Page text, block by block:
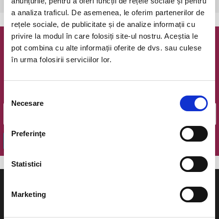
a analiza traficul. De asemenea, le oferim partenerilor de
rețele sociale, de publicitate și de analize informații cu
privire la modul în care folosiți site-ul nostru. Aceștia le
pot combina cu alte informații oferite de dvs. sau culese
în urma folosirii serviciilor lor.
consimțământului
Necesare
Preferinţe
Statistici
Marketing
Newsletter @ Bilete.ro
evenimente.